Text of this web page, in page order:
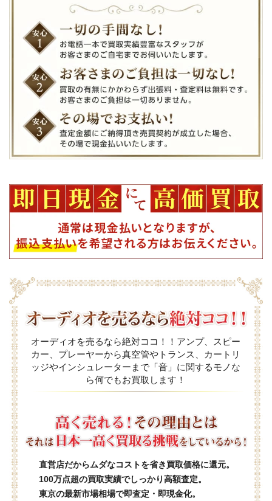
オーディオを売るなら絶対ココ！！アンプ、スピー
カー、プレーヤーから真空管やトランス、カートリ
ッジやインシュレーターまで「音」に関するモノな
ら何でもお買取します！
直営店だからムダなコストを省き買取価格に還元。
100万点超の買取実績でしっかり高額査定。
東京の最新市場相場で即査定・即現金化。